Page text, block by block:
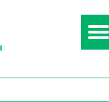
حساب کاربری من